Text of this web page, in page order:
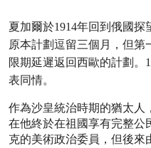
夏加爾於1914年回到俄國
原本計劃逗留三個月，但
限期延遲返回西歐的計劃。
表同情。
作為沙皇統治時期的猶太人
在他終於在祖國享有完整公
克的美術政治委員，但後來